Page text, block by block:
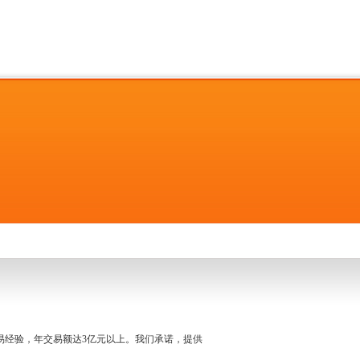
验，年交易额达3亿元以上。我们承诺，提供